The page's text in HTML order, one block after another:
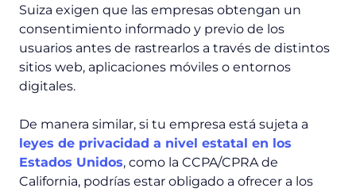
Suiza exigen que las empresas obtengan un
consentimiento informado y previo de los
usuarios antes de rastrearlos a través de distintos
sitios web, aplicaciones móviles o entornos
digitales.
De manera similar, si tu empresa está sujeta a
leyes de privacidad a nivel estatal en los
Estados Unidos, como la CCPA/CPRA de
California, podrías estar obligado a ofrecer a los